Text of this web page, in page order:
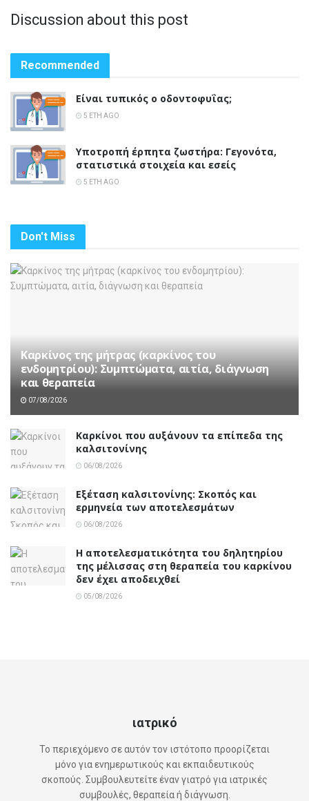
Discussion about this post
Recommended
Είναι τυπικός ο οδοντοφυΐας;
5 ΈΤΗ AGO
Υποτροπή έρπητα ζωστήρα: Γεγονότα,
στατιστικά στοιχεία και εσείς
5 ΈΤΗ AGO
Don't Miss
Καρκίνος της μήτρας (καρκίνος του
ενδομητρίου): Συμπτώματα, αιτία, διάγνωση
και θεραπεία
07/08/2026
Καρκίνοι που αυξάνουν τα επίπεδα της
καλσιτονίνης
06/08/2026
Εξέταση καλσιτονίνης: Σκοπός και
ερμηνεία των αποτελεσμάτων
06/08/2026
Η αποτελεσματικότητα του δηλητηρίου
της μέλισσας στη θεραπεία του καρκίνου
δεν έχει αποδειχθεί
05/08/2026
ιατρικό
Το περιεχόμενο σε αυτόν τον ιστότοπο προορίζεται
μόνο για ενημερωτικούς και εκπαιδευτικούς
σκοπούς. Συμβουλευτείτε έναν γιατρό για ιατρικές
συμβουλές, θεραπεία ή διάγνωση.